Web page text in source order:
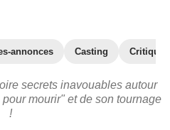
annonces Casting
secrets inavouables autour
mourir" et de son tournage
!